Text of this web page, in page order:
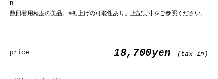
B
数回着用程度の美品。※裾上げの可能性あり。上記実寸をご参照ください。
price 18,700yen (tax in)